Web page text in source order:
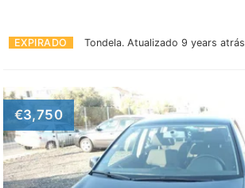
EXPIRADO Tondela. Atualizado 9 years atrás
€3,750